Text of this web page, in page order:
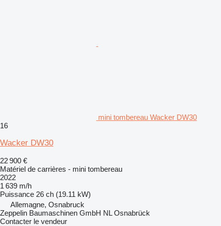
mini tombereau Wacker DW30
16
Wacker DW30
22 900 €
Matériel de carrières - mini tombereau
2022
1 639 m/h
Puissance 26 ch (19.11 kW)
Allemagne, Osnabruck
Zeppelin Baumaschinen GmbH NL Osnabrück
Contacter le vendeur